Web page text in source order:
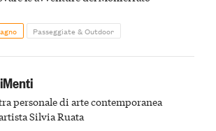
Passeggiate & Outdoor
personale di arte contemporanea
Silvia Ruata